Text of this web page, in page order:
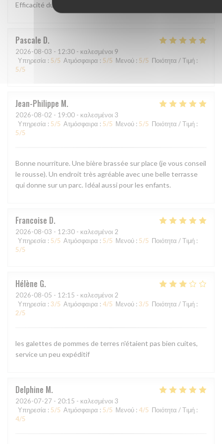
Efficacité du personnel, plats goûteux
Pascale D
2026-08-03 - 12:30 - καλεσμένοι 9
Υπηρεσία : 5/5 Ατμόσφαιρα : 5/5 Μενού : 5/5 Ποιότητα / Τιμή :
5/5
Jean-Philippe M
2026-08-02 - 19:00 - καλεσμένοι 3
Υπηρεσία : 5/5 Ατμόσφαιρα : 5/5 Μενού : 5/5 Ποιότητα / Τιμή :
5/5
Bonne nourriture. Une bière brassée sur place (je vous conseil
le rousse). Un endroit très agréable avec une belle terrasse
qui donne sur un parc. Idéal aussi pour les enfants.
Francoise D
2026-08-03 - 12:30 - καλεσμένοι 2
Υπηρεσία : 5/5 Ατμόσφαιρα : 5/5 Μενού : 5/5 Ποιότητα / Τιμή :
5/5
Hélène G
2026-08-05 - 12:15 - καλεσμένοι 2
Υπηρεσία : 3/5 Ατμόσφαιρα : 4/5 Μενού : 3/5 Ποιότητα / Τιμή :
2/5
les galettes de pommes de terres n'étaient pas bien cuites,
service un peu expéditif
Delphine M
2026-07-27 - 20:15 - καλεσμένοι 3
Υπηρεσία : 5/5 Ατμόσφαιρα : 5/5 Μενού : 4/5 Ποιότητα / Τιμή :
4/5